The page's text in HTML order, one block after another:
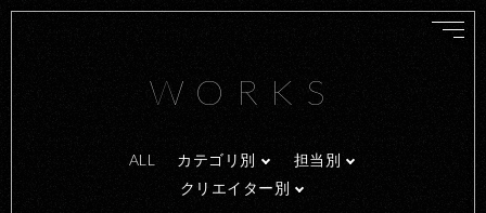
WORKS
ALL カテゴリ別
担当別
クリエイター別